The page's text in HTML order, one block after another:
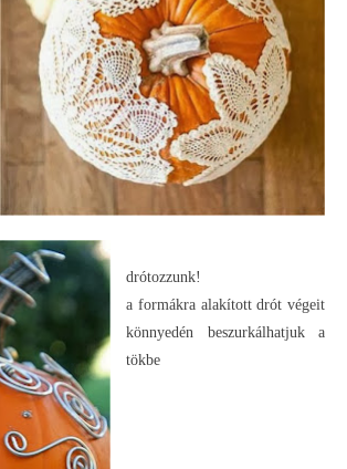
drótozzunk!
a formákra alakított drót végeit
könnyedén beszurkálhatjuk a
tökbe